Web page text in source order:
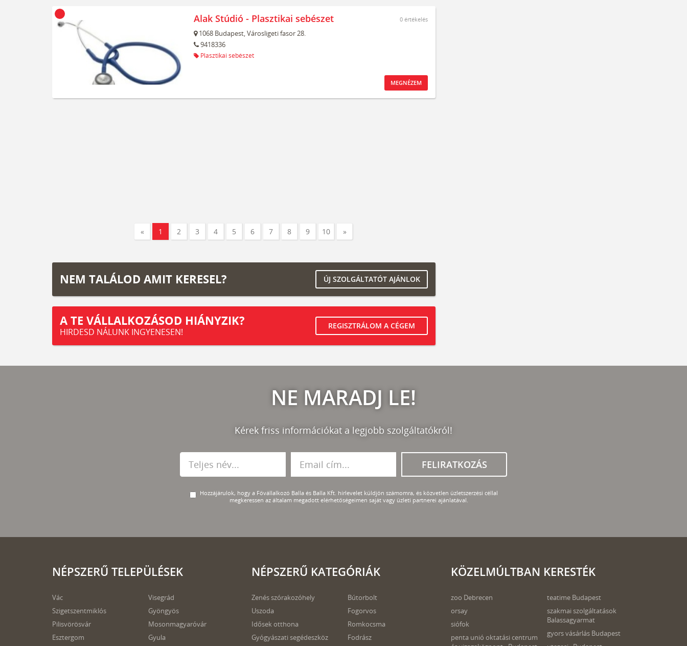
Alak Stúdió - Plasztikai sebészet
1068 Budapest,Városligeti fasor 28.
9418336
Plasztikai sebészet
0 értékelés
MEGNÉZEM
« 1 2 3 4 5 6 7 8 9 10 »
NEM TALÁLOD AMIT KERESEL? ÚJ SZOLGÁLTATÓT AJÁNLOK
A TE VÁLLALKOZÁSOD HIÁNYZIK?
HIRDESD NÁLUNK INGYENESEN!
REGISZTRÁLOM A CÉGEM
NE MARADJ LE!
Kérek friss információkat a legjobb szolgáltatókról!
FELIRATKOZÁS
Hozzájárulok, hogy a Fővállalkozó Balla és Balla Kft. hírlevelet küldjön számomra, és közvetlen üzletszerzési céllal
megkeressen az általam megadott elérhetőségeimen saját vagy üzleti partnerei ajánlatával.
NÉPSZERŰ TELEPÜLÉSEK
Vác
Szigetszentmiklós
Pilisvörösvár
Esztergom
Visegrád
Gyöngyös
Mosonmagyaróvár
Gyula
NÉPSZERŰ KATEGÓRIÁK
Zenés szórakozóhely
Uszoda
Idősek otthona
Gyógyászati segédeszköz
Bútorbolt
Fogorvos
Romkocsma
Fodrász
KÖZELMÚLTBAN KERESTÉK
zoo Debrecen
orsay
siófok
penta unió oktatási centrum
teatime Budapest
szakmai szolgáltatások
Balassagyarmat
gyors vásárlás Budapest